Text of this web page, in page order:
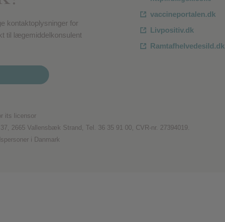
kontaktoplysninger for
til lægemiddelkonsulent
vaccineportalen.dk
Livpositiv.dk
Ramtafhelvedesild.dk
its licensor
2665 Vallensbæk Strand, Tel. 36 35 91 00, CVR-nr. 27394019.
i Danmark